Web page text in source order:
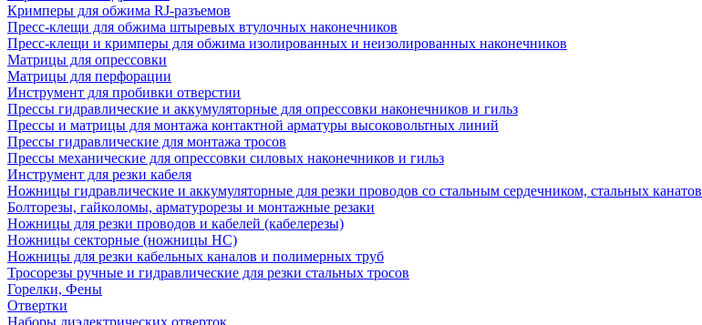
Кримперы для обжима RJ-разъемов
Пресс-клещи для обжима штыревых втулочных наконечников
Пресс-клещи и кримперы для обжима изолированных и неизолированных наконечников
Матрицы для опрессовки
Матрицы для перфорации
Инструмент для пробивки отверстии
Прессы гидравлические и аккумуляторные для опрессовки наконечников и гильз
Прессы и матрицы для монтажа контактной арматуры высоковольтных линий
Прессы гидравлические для монтажа тросов
Прессы механические для опрессовки силовых наконечников и гильз
Инструмент для резки кабеля
Ножницы гидравлические и аккумуляторные для резки проводов со стальным сердечником, стальных канатов
Болторезы, гайколомы, арматурорезы и монтажные резаки
Ножницы для резки проводов и кабелей (кабелерезы)
Ножницы секторные (ножницы НС)
Ножницы для резки кабельных каналов и полимерных труб
Тросорезы ручные и гидравлические для резки стальных тросов
Горелки, Фены
Отвертки
Наборы диэлектрических отверток